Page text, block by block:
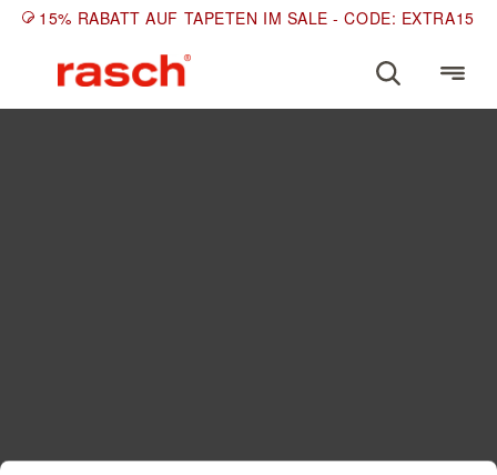
15% RABATT AUF TAPETEN IM SALE - CODE: EXTRA15